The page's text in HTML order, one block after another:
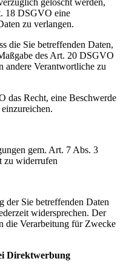
gelöscht werden,
18 DSGVO eine
zu verlangen.
die Sie betreffenden Daten,
des Art. 20 DSGVO
andere Verantwortliche zu
das Recht, eine Beschwerde
gem. Art. 7 Abs. 3
widerrufen
der Sie betreffenden Daten
widersprechen. Der
die Verarbeitung für Zwecke
Direktwerbung